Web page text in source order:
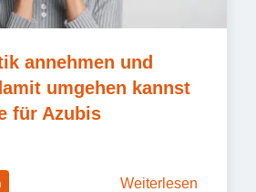
annehmen und
umgehen kannst
für Azubis
Weiterlesen